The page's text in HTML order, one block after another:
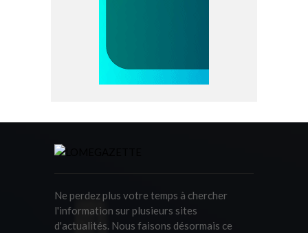
Ne perdez plus votre temps à chercher
l'information sur plusieurs sites
d'actualités. Nous faisons désormais ce